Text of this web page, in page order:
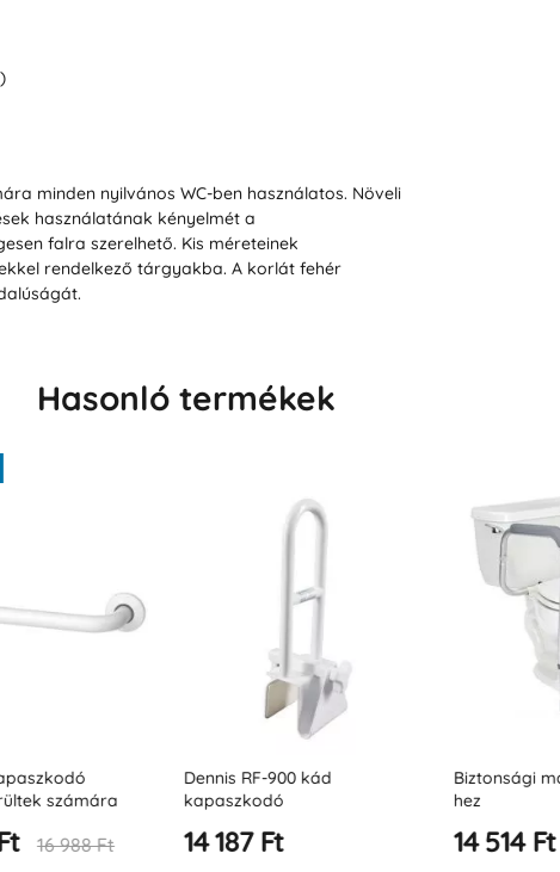
minden nyilvános WC-ben használatos. Növeli
használatának kényelmét a
falra szerelhető. Kis méreteinek
rendelkező tárgyakba. A korlát fehér
Hasonló termékek
Dennis RF-900 kád
kapaszkodó
14 187 Ft
Biztonsági markolórúd WC-